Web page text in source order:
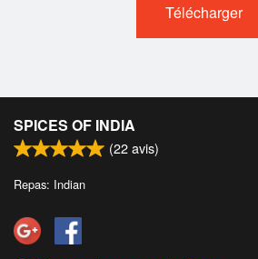
Télécharger
SPICES OF INDIA
(22avis)
Repas: Indian